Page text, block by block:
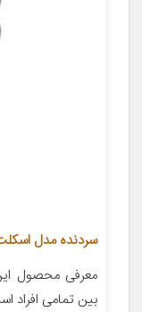
سردنده مدل اسکلت
معرفی محصول
بین تمامی افراد